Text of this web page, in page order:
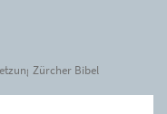
Zürcher Bibel